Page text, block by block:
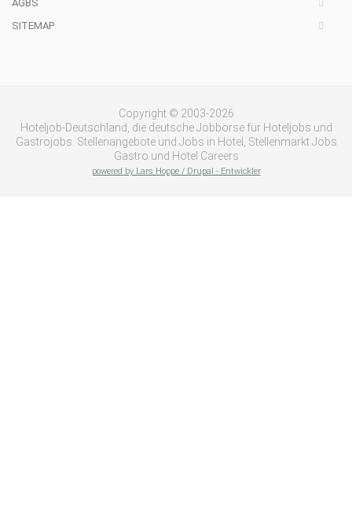
AGBS
SITEMAP
Copyright © 2003-2026
Hoteljob-Deutschland, die deutsche Jobbörse für Hoteljobs und
Gastrojobs. Stellenangebote und Jobs in Hotel, Stellenmarkt Jobs
Gastro und Hotel Careers
powered by Lars Hoppe / Drupal - Entwickler